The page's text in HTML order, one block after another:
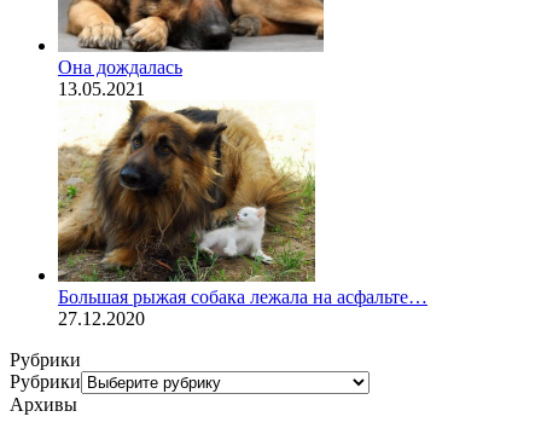
Она дождалась
13.05.2021
Большая рыжая собака лежала на асфальте…
27.12.2020
Рубрики
Рубрики
Архивы